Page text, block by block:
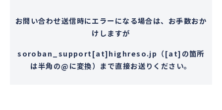
否された場合は、弊社が提供するサービス
がお受けできなくなる場合がございます。
1. メールによる商品のご案内・ご提案
お問い合わせ送信時にエラーになる場合は、お手数おか
けしますが
soroban_support[at]highreso.jp（[at]の箇所
は半角の@に変換）まで直接お送りください。